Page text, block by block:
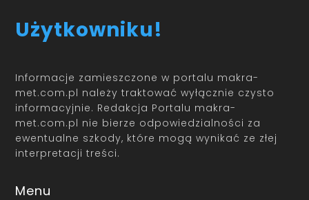
Użytkowniku!
Informacje zamieszczone w portalu makra-
met.com.pl należy traktować wyłącznie czysto
informacyjnie. Redakcja Portalu makra-
met.com.pl nie bierze odpowiedzialności za
ewentualne szkody, które mogą wynikać ze złej
interpretacji treści.
Menu